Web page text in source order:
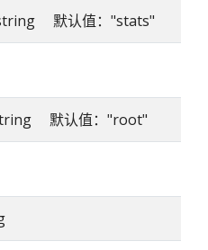
默认值："stats"
默认值："root"